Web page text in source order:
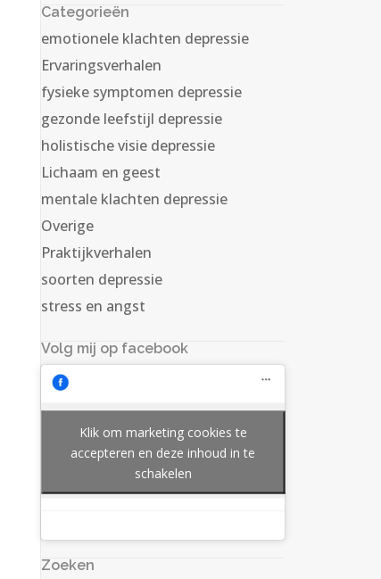
Categorieën
emotionele klachten depressie
Ervaringsverhalen
fysieke symptomen depressie
gezonde leefstijl depressie
holistische visie depressie
Lichaam en geest
mentale klachten depressie
Overige
Praktijkverhalen
soorten depressie
stress en angst
Volg mij op facebook
Klik om marketing cookies te
accepteren en deze inhoud in te
schakelen
Zoeken